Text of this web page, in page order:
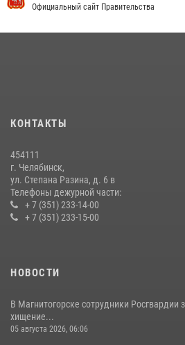
08 июля 2026, 12:05
Официальный сайт Правительства
КОНТАКТЫ
454111
г. Челябинск,
ул. Степана Разина, д. 6 в
Телефоны дежурной части:
+ 7 (351) 233-14-00
+ 7 (351) 233-15-00
НОВОСТИ
В Магнитогорске сотрудники Росгвардии
хищение...
05 августа 2026, 06:06